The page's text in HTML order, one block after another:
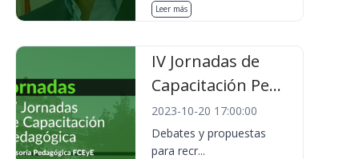
Leer más
IV Jornadas de
Capacitación Pe...
2023-10-20 17:00:00
Debates y propuestas
para recr...